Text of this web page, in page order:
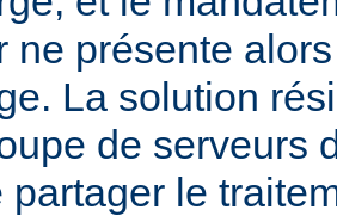
ne présente
La solution
de serveurs
partager le